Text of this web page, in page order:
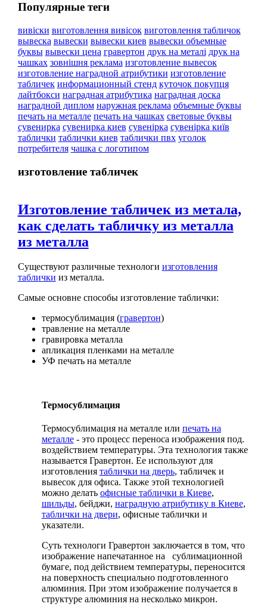
Популярные теги
вивіски виготовлення вивісок виготовлення табличок
вывеска вывески вывески киев вывески объемные
буквы вывески цена гравертон друк на металі друк на
чашках зовнішня реклама изготовление вывесок
изготовление наградной атрибутики изготовление
табличек информационный стенд куточок покупця
лайтбокси наградная атрибутика наградная доска
наградной диплом наружная реклама объемные буквы
печать на металле печать на чашках световые буквы
сувенирка сувенирка киев сувенірка сувенірка київ
таблички таблички киев таблички пвх уголок
потребителя чашка с логотипом
изготовление табличек
Изготовление табличек из метала,
как сделать табличку из металла
из металла
Существуют различные технологи изготовления
таблички из металла.
Самые основне способы изготовление таблички:
термосублимация (гравертон)
травление на металле
гравировка металла
апликация пленками на металле
УФ печать на металле
Термосублимация
Термосублимация на металле или печать на
металле- это процесс переноса изображения под.
воздействием температуры. Эта технология также
называется Гравертон. Ее используют для
изготовления таблички на дверь, табличек и
вывесок для офиса. Также этой технологией
можно делать офисные таблички в Киеве,
шильды, бейджи, наградную атрибутику в Киеве,
таблички на двери, офисные таблички и
указатели.
Суть технологи Гравертон заключается в том, что
изображение напечатанное на сублимационной
бумаге, под действием температуры, переносится
на поверхность специально подготовленного
алюминия. При этом изображение получается в
структуре алюминия на несколько микрон.